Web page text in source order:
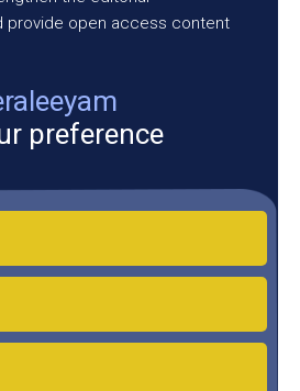
provide open access content
preference